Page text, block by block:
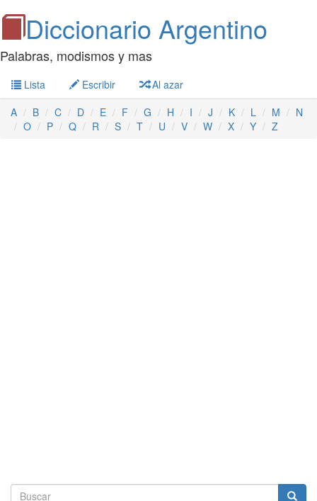
Diccionario Argentino
Palabras, modismos y mas
Lista Escribir
Al azar
A
B C D E F G H I J K L M
N
O
P Q R S T U V W X Y Z